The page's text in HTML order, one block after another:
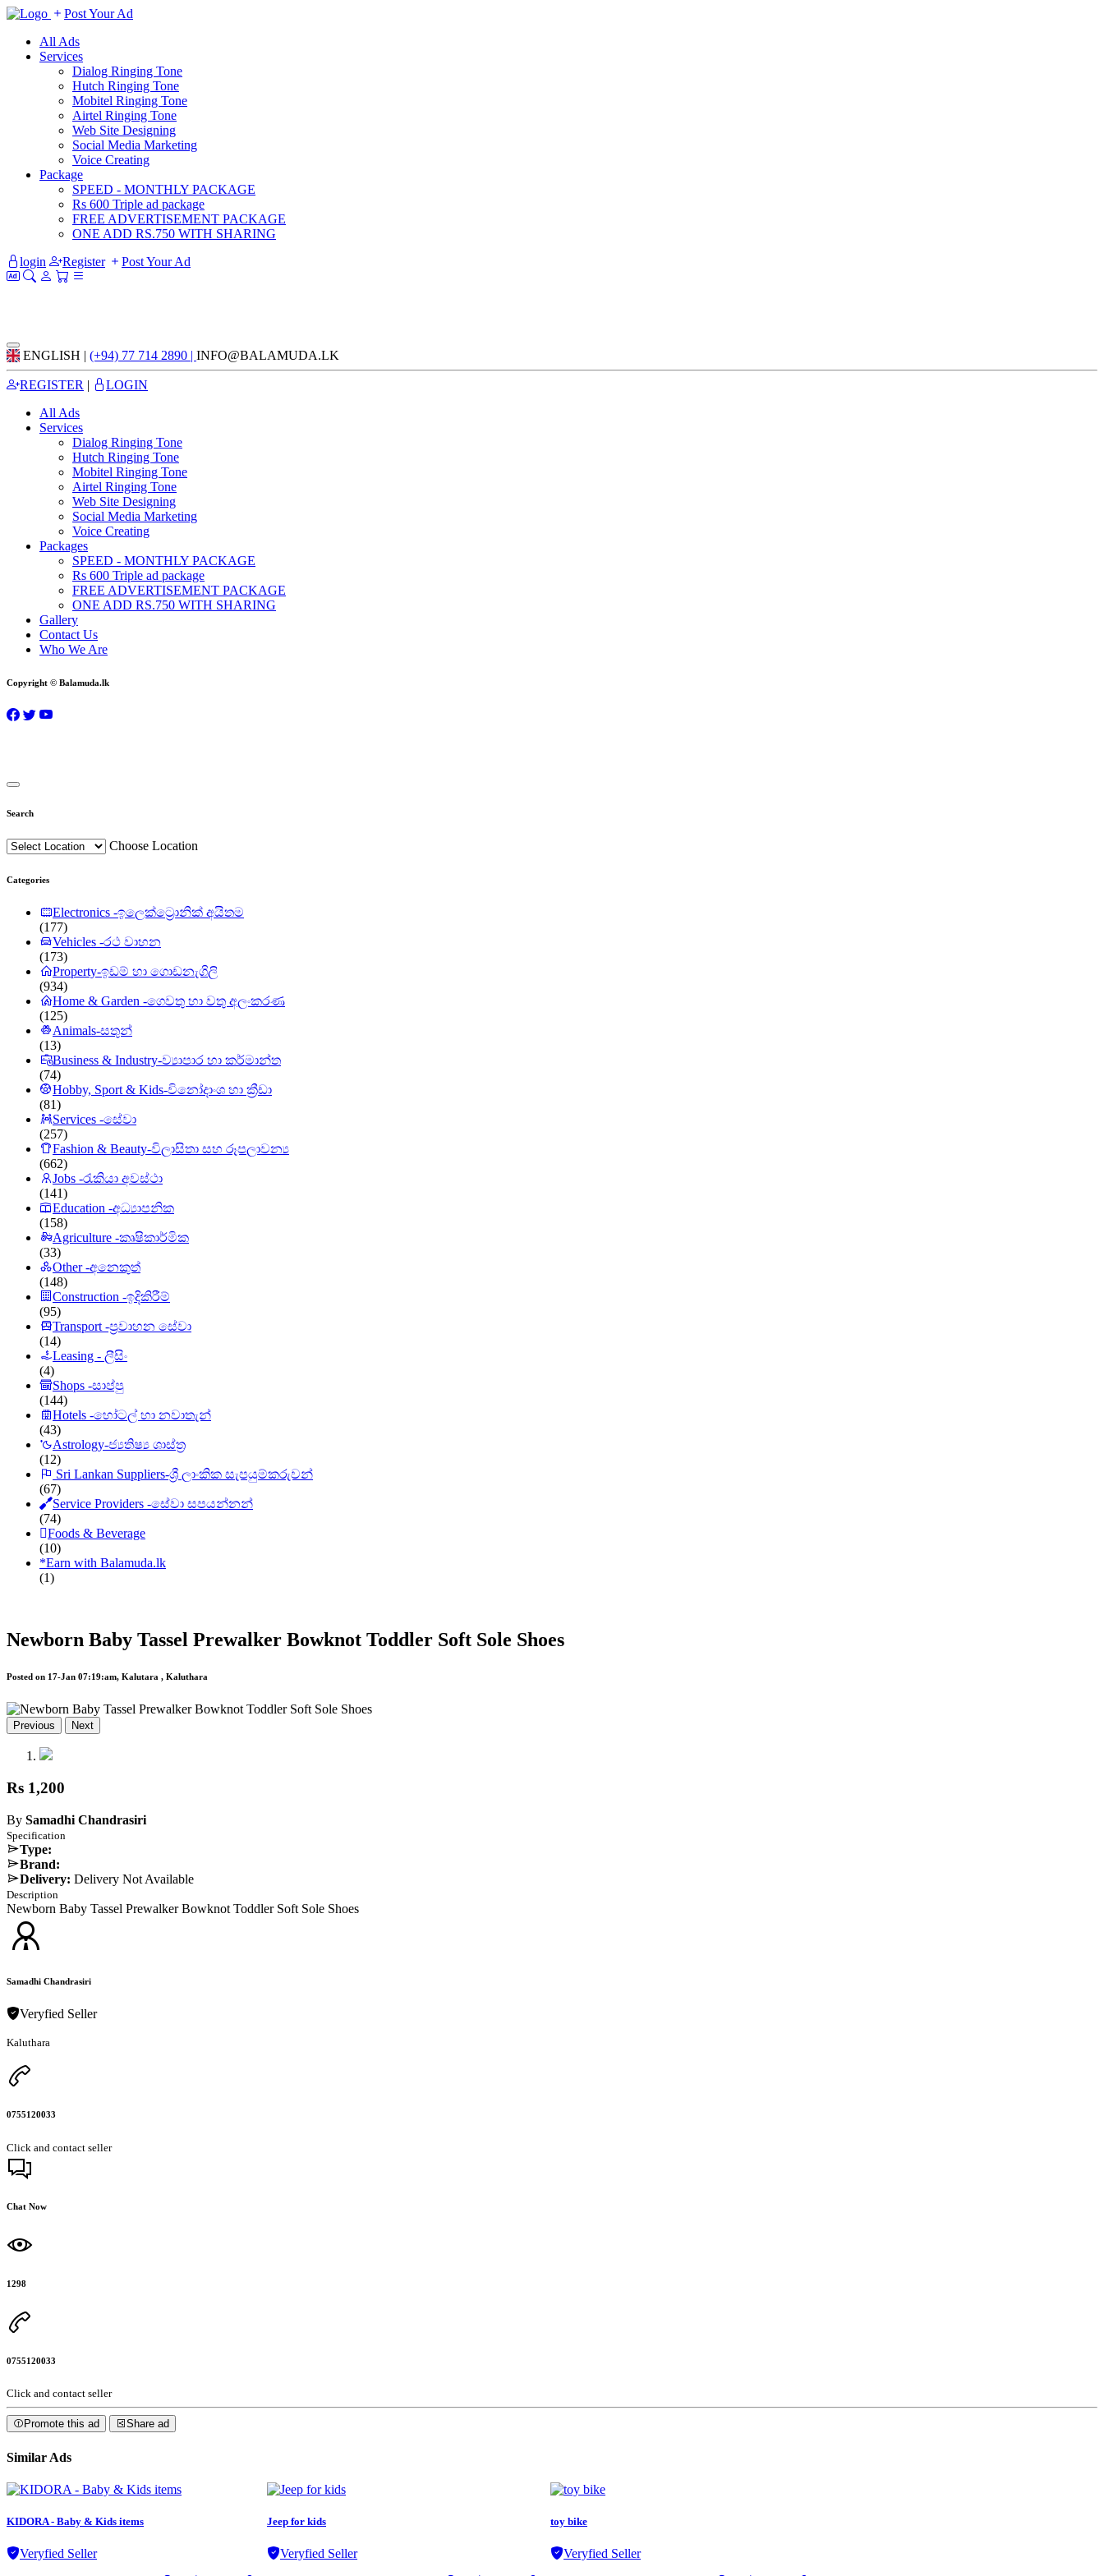
Post Your Ad
All Ads
Services
Dialog Ringing Tone
Hutch Ringing Tone
Mobitel Ringing Tone
Airtel Ringing Tone
Web Site Designing
Social Media Marketing
Voice Creating
Package
SPEED - MONTHLY PACKAGE
Rs 600 Triple ad package
FREE ADVERTISEMENT PACKAGE
ONE ADD RS.750 WITH SHARING
login
Register Post Your Ad
ENGLISH | (+94) 77 714 2890 | INFO@BALAMUDA.LK
REGISTER |
LOGIN
All Ads
Services
Dialog Ringing Tone
Hutch Ringing Tone
Mobitel Ringing Tone
Airtel Ringing Tone
Web Site Designing
Social Media Marketing
Voice Creating
Packages
SPEED - MONTHLY PACKAGE
Rs 600 Triple ad package
FREE ADVERTISEMENT PACKAGE
ONE ADD RS.750 WITH SHARING
Gallery
Contact Us
Who We Are
Copyright © Balamuda.lk
Search
Choose Location
Categories
Electronics -ඉලෙක්ට්‍රොනික් අයිතම
(177)
Vehicles -රථ වාහන
(173)
Property-ඉඩම් හා ගොඩනැගිලි
(934)
Home & Garden -ගෙවතු හා වතු අලංකරණ
(125)
Animals-සතුන්
(13)
Business & Industry-ව්‍යාපාර හා කර්මාන්ත
(74)
Hobby, Sport & Kids-විනෝදාංශ හා ක්‍රීඩා
(81)
Services -සේවා
(257)
Fashion & Beauty-විලාසිතා සහ රූපලාවන්‍ය
(662)
Jobs -රැකියා අවස්ථා
(141)
Education -අධ්‍යාපනික
(158)
Agriculture -කෘෂිකාර්මික
(33)
Other -අනෙකුත්
(148)
Construction -ඉදිකිරීම්
(95)
Transport -ප්‍රවාහන සේවා
(14)
Leasing - ලීසිං
(4)
Shops -සාප්පු
(144)
Hotels -හෝටල් හා නවාතැන්
(43)
Astrology-ජ්‍යතිෂ්‍ය ශාස්ත්‍ර
(12)
Sri Lankan Suppliers-ශ්‍රී ලාංකික සැපයුම්කරුවන්
(67)
Service Providers -සේවා සපයන්නන්
(74)
Foods & Beverage
(10)
*Earn with Balamuda.lk
(1)
Newborn Baby Tassel Prewalker Bowknot Toddler Soft Sole Shoes
Posted on 17-Jan 07:19:am, Kalutara , Kaluthara
Previous Next
Rs 1,200
By Samadhi Chandrasiri
Specification
Type:
Brand:
Delivery: Delivery Not Available
Description
Newborn Baby Tassel Prewalker Bowknot Toddler Soft Sole Shoes
Samadhi Chandrasiri
Veryfied Seller
Kaluthara
0755120033
Click and contact seller
Chat Now
1298
0755120033
Click and contact seller
Promote this ad Share ad
Similar Ads
KIDORA - Baby & Kids items
Veryfied Seller
Jeep for kids
Veryfied Seller
toy bike
Veryfied Seller